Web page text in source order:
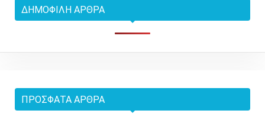
ΔΗΜΟΦΙΛΉ ΆΡΘΡΑ
ΠΡΌΣΦΑΤΑ ΆΡΘΡΑ